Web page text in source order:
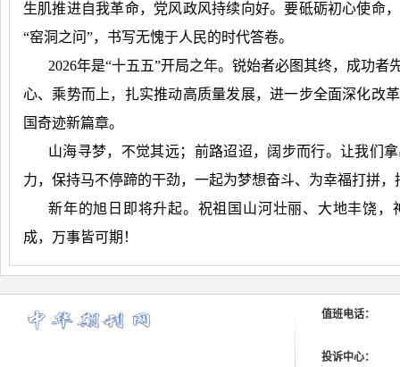
生肌推进自我革命，党风政风持续向好。要砥砺初心使命
“窑洞之问”，书写无愧于人民的时代答卷。
2026年是“十五五”开局之年。锐始者必图其终，成功者
心、乘势而上，扎实推动高质量发展，进一步全面深化改
国奇迹新篇章。
山海寻梦，不觉其远；前路迢迢，阔步而行。让我们
力，保持马不停蹄的干劲，一起为梦想奋斗、为幸福打拼
新年的旭日即将升起。祝祖国山河壮丽、大地丰饶
成，万事皆可期！
值班电话：
投诉中心：